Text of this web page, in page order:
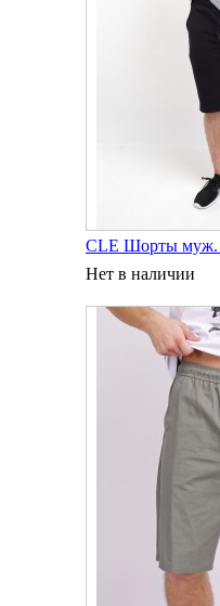
CLE Шорты муж.
Нет в наличии